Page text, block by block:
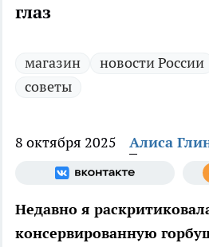
глаз
магазин новости России
советы
8 октября 2025 Алиса
Недавно я
консервированную